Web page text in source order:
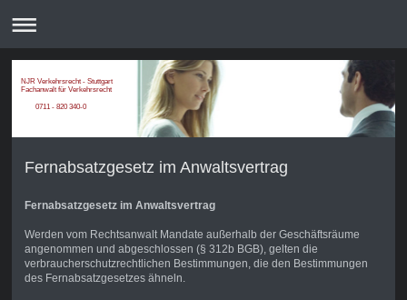
NJR Verkehrsrecht - Stuttgart
Fachanwalt für Verkehrsrecht
0711 - 820 340-0
Fernabsatzgesetz im Anwaltsvertrag
Fernabsatzgesetz im Anwaltsvertrag
Werden vom Rechtsanwalt Mandate außerhalb der Geschäftsräume
angenommen und abgeschlossen (§ 312b BGB), gelten die
verbraucherschutzrechtlichen Bestimmungen, die den Bestimmungen
des Fernabsatzgesetzes ähneln.